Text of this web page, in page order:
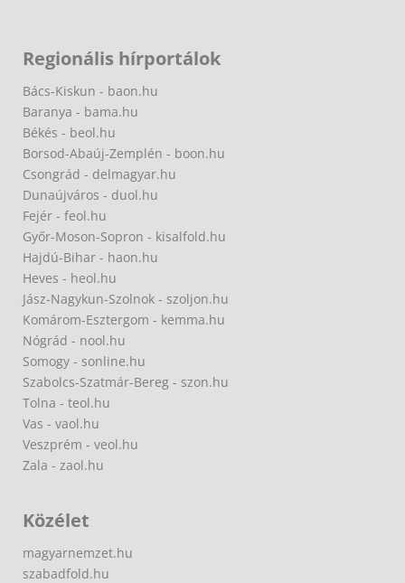
Regionális hírportálok
Bács-Kiskun - baon.hu
Baranya - bama.hu
Békés - beol.hu
Borsod-Abaúj-Zemplén - boon.hu
Csongrád - delmagyar.hu
Dunaújváros - duol.hu
Fejér - feol.hu
Győr-Moson-Sopron - kisalfold.hu
Hajdú-Bihar - haon.hu
Heves - heol.hu
Jász-Nagykun-Szolnok - szoljon.hu
Komárom-Esztergom - kemma.hu
Nógrád - nool.hu
Somogy - sonline.hu
Szabolcs-Szatmár-Bereg - szon.hu
Tolna - teol.hu
Vas - vaol.hu
Veszprém - veol.hu
Zala - zaol.hu
Közélet
magyarnemzet.hu
szabadfold.hu